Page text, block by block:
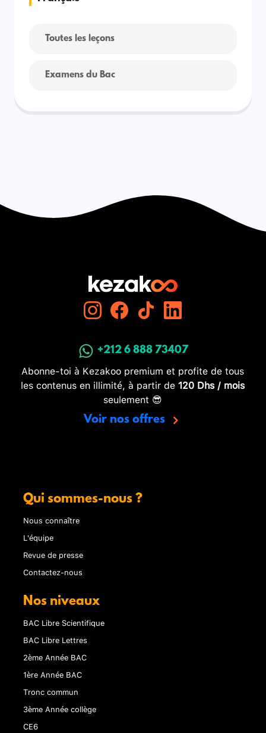
Toutes les leçons
Examens du Bac
+212 6 888 73407
Abonne-toi à Kezakoo premium et profite de tous
les contenus en illimité, à partir de 120 Dhs / mois
seulement 😎
Voir nos offres
Qui sommes-nous ?
Nous connaître
L'équipe
Revue de presse
Contactez-nous
Nos niveaux
BAC Libre Scientifique
BAC Libre Lettres
2ème Année BAC
1ère Année BAC
Tronc commun
3ème Année collège
CE6